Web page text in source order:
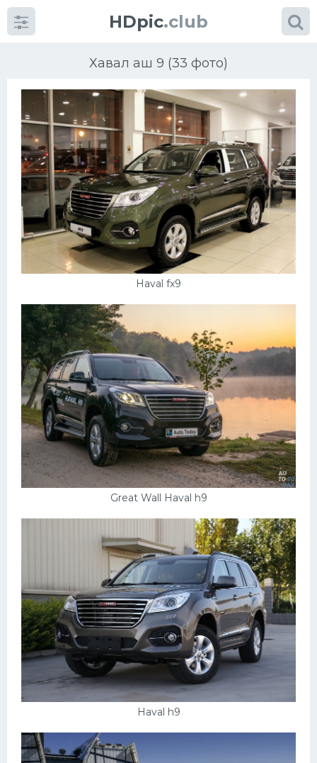
HDpic.club
Хавал аш 9 (33 фото)
Haval fx9
Great Wall Haval h9
Haval h9
Категории
Разное
Автомобили
Красивые фото машин
Ниссан
Пежо
Ауди
Гараж
Русские авто
Вольво
БМВ
Сузуки
Лексус
Дэу
Скания
Черри
Хавал